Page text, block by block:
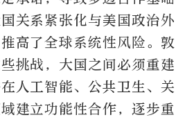
关系紧张化与美国政治外
高了全球系统性风险。敦
挑战，大国之间必须重建
人工智能、公共卫生、关
建立功能性合作，逐步重